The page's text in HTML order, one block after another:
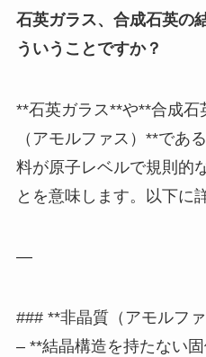
石英ガラス、合成石英の
ういうことですか？
**石英ガラス**や**合成
（アモルファス）**であ
料が原子レベルで規則的
とを意味します。以下に
—
### **非晶質（アモルフ
– **結晶構造を持たない固